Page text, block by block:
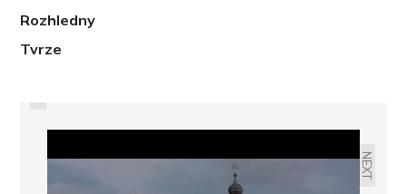
Rozhledny
Tvrze
PREVIOUS
KRAKOVEC
NEXT